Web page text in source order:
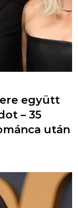
együtt
– 35
után